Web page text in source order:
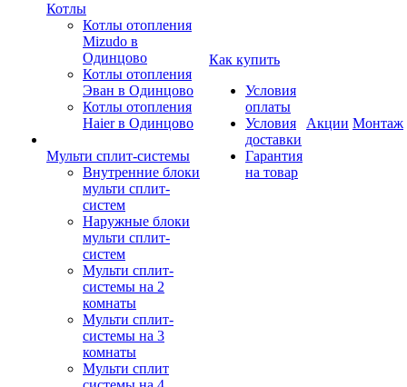
Котлы
Котлы отопления
Mizudo в
Одинцово
Котлы отопления
Эван в Одинцово
Котлы отопления
Haier в Одинцово
Мульти сплит-системы
Внутренние блоки
мульти сплит-
систем
Наружные блоки
мульти сплит-
систем
Мульти сплит-
системы на 2
комнаты
Мульти сплит-
системы на 3
комнаты
Мульти сплит
Как купить
Условия
оплаты
Условия
доставки
Гарантия
на товар
Акции Монтаж